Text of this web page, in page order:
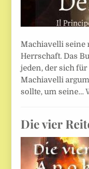
Machiavelli seine
Herrschaft. Das
jeden, der sich
Machiavelli
sollte, um seine…
Die vier